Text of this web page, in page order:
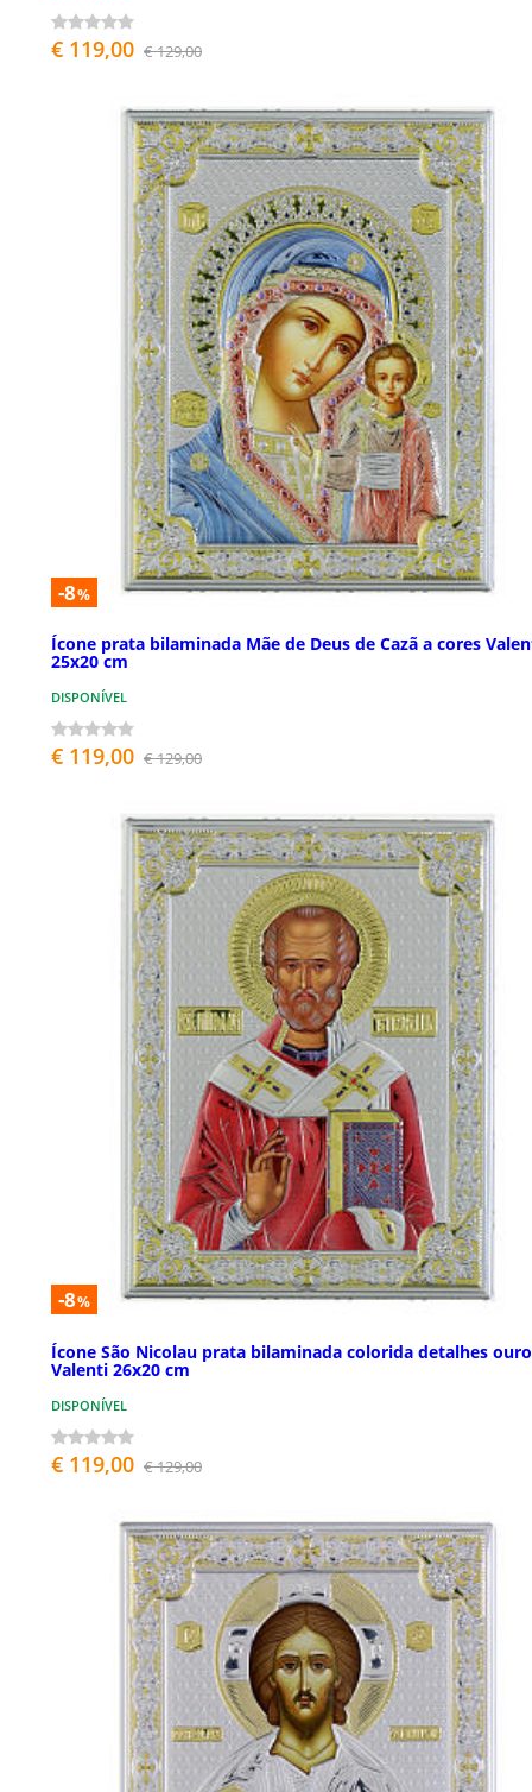
€ 119,00 € 129,00
-8%
Ícone prata bilaminada Mãe de Deus de Cazã a cores
25x20 cm
DISPONÍVEL
€ 119,00 € 129,00
-8%
Ícone São Nicolau prata bilaminada colorida detalhes ouro
Valenti 26x20 cm
DISPONÍVEL
€ 119,00 € 129,00